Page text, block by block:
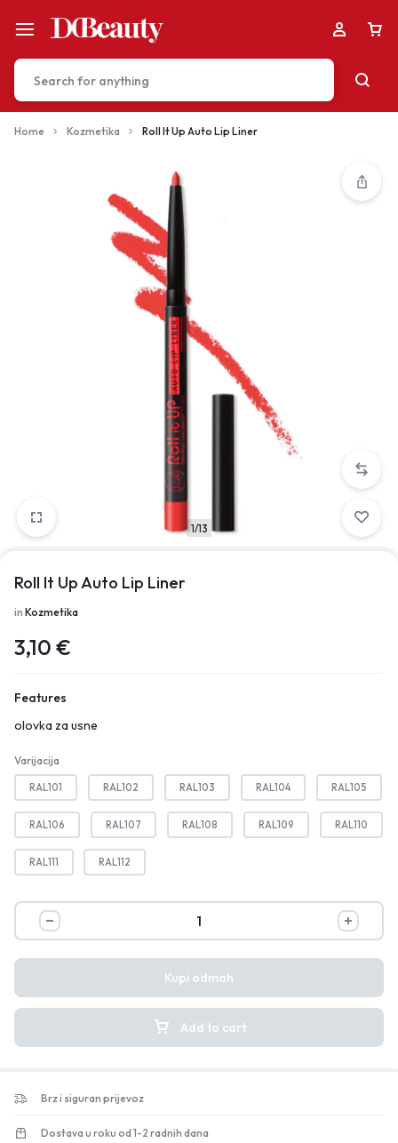
Your bag is empty
Don't miss out on great deals! Start shopping or
Sign in to view products added.
Shop What's New
Sign in
Home Kozmetika Roll It Up Auto Lip Liner
1/13
Roll It Up Auto Lip Liner
in Kozmetika
3,10 €
Features
olovka za usne
Varijacija
RAL101 RAL102 RAL103 RAL104 RAL105
RAL106 RAL107 RAL108 RAL109 RAL110
RAL111 RAL112
Add to cart
Kupi odmah
Brz i siguran prijevoz
Dostava u roku od 1-2 radnih dana